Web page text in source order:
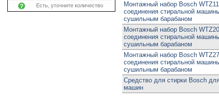
Есть, уточните количество
Монтажный набор Bosch
соединения стиральной
сушильным барабаном
Монтажный набор Bosch
соединения стиральной
сушильным барабаном
Монтажный набор Bosch
соединения стиральной
сушильным барабаном
Средство для стирки Bosch
машин